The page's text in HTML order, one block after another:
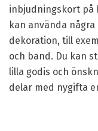
inbjudningskort på
kan använda
dekoration, till
och band. Du kan
lilla godis och
delar med nygifta